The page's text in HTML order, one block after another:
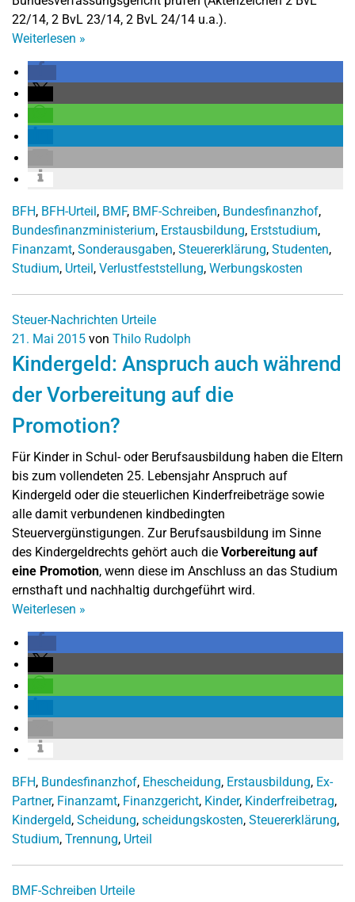
22/14, 2 BvL 23/14, 2 BvL 24/14 u.a.).
Weiterlesen »
BFH, BFH-Urteil, BMF, BMF-Schreiben, Bundesfinanzhof,
Bundesfinanzministerium, Erstausbildung, Erststudium,
Finanzamt, Sonderausgaben, Steuererklärung, Studenten,
Studium, Urteil, Verlustfeststellung, Werbungskosten
Steuer-Nachrichten Urteile
21. Mai 2015 von Thilo Rudolph
Kindergeld: Anspruch auch während
der Vorbereitung auf die
Promotion?
Für Kinder in Schul- oder Berufsausbildung haben die Eltern
bis zum vollendeten 25. Lebensjahr Anspruch auf
Kindergeld oder die steuerlichen Kinderfreibeträge sowie
alle damit verbundenen kindbedingten
Steuervergünstigungen. Zur Berufsausbildung im Sinne
des Kindergeldrechts gehört auch die Vorbereitung auf
eine Promotion, wenn diese im Anschluss an das Studium
ernsthaft und nachhaltig durchgeführt wird.
Weiterlesen »
BFH, Bundesfinanzhof, Ehescheidung, Erstausbildung, Ex-
Partner, Finanzamt, Finanzgericht, Kinder, Kinderfreibetrag,
Kindergeld, Scheidung, scheidungskosten, Steuererklärung,
Studium, Trennung, Urteil
BMF-Schreiben Urteile